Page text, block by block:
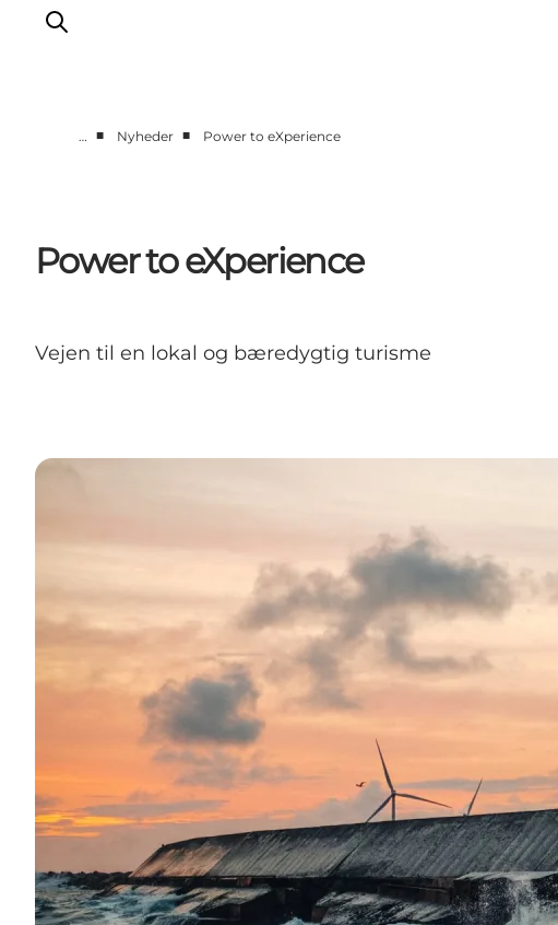
Vidensbank
Om os
… ■ Nyheder ■ Power to eXperience
Power to eXperience
Vejen til en lokal og bæredygtig turisme